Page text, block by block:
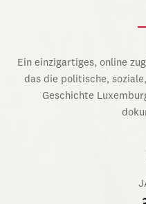
Ein einzigartiges, online
das die politische,
Geschichte